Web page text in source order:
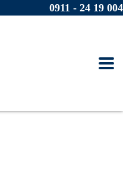
0911 - 24 19 004